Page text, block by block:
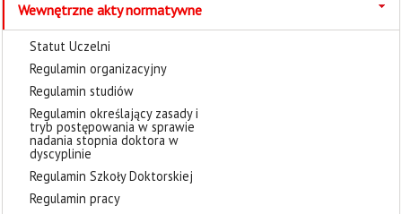
Wewnętrzne akty normatywne
Statut Uczelni
Regulamin organizacyjny
Regulamin studiów
Regulamin określający zasady i
tryb postępowania w sprawie
nadania stopnia doktora w
dyscyplinie
Regulamin Szkoły Doktorskiej
Regulamin pracy